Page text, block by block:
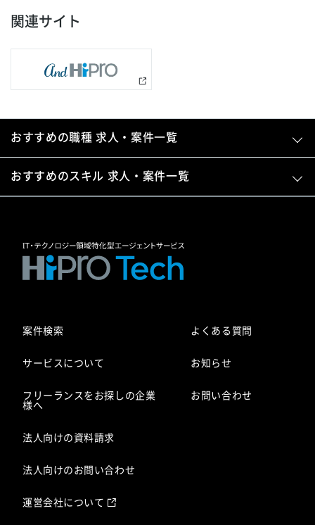
関連サイト
おすすめの職種 求人・案件一覧
おすすめのスキル 求人・案件一覧
案件検索
サービスについて
フリーランスをお探しの企業
様へ
法人向けの資料請求
法人向けのお問い合わせ
よくある質問
お知らせ
お問い合わせ
運営会社について